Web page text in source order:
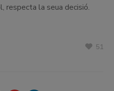
respecta la seua decisió.
51